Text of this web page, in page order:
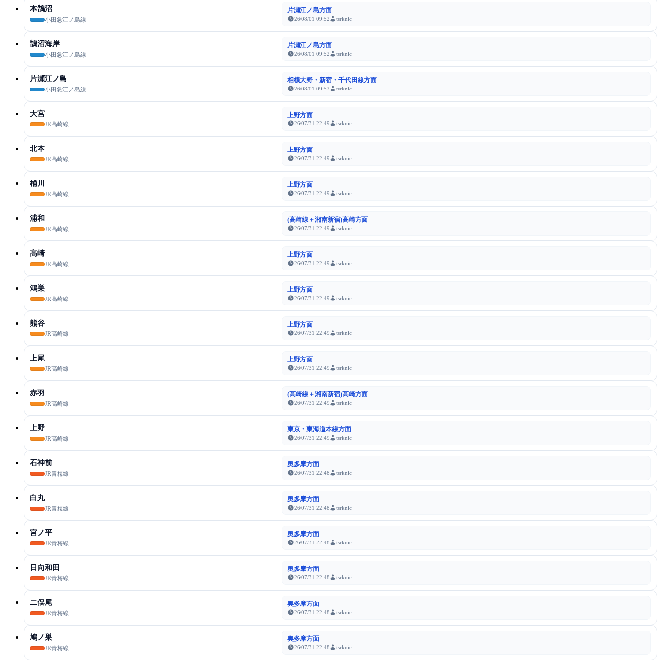
本鵠沼
小田急江ノ島線
片瀬江ノ島方面
26/08/01 09:52 tsrknic
鵠沼海岸
小田急江ノ島線
片瀬江ノ島方面
26/08/01 09:52 tsrknic
片瀬江ノ島
小田急江ノ島線
相模大野・新宿・千代田線方面
26/08/01 09:52 tsrknic
大宮
JR高崎線
上野方面
26/07/31 22:49 tsrknic
北本
JR高崎線
上野方面
26/07/31 22:49 tsrknic
桶川
JR高崎線
上野方面
26/07/31 22:49 tsrknic
浦和
JR高崎線
(高崎線＋湘南新宿)高崎方面
26/07/31 22:49 tsrknic
高崎
JR高崎線
上野方面
26/07/31 22:49 tsrknic
鴻巣
JR高崎線
上野方面
26/07/31 22:49 tsrknic
熊谷
JR高崎線
上野方面
26/07/31 22:49 tsrknic
上尾
JR高崎線
上野方面
26/07/31 22:49 tsrknic
赤羽
JR高崎線
(高崎線＋湘南新宿)高崎方面
26/07/31 22:49 tsrknic
上野
JR高崎線
東京・東海道本線方面
26/07/31 22:49 tsrknic
石神前
JR青梅線
奥多摩方面
26/07/31 22:48 tsrknic
白丸
JR青梅線
奥多摩方面
26/07/31 22:48 tsrknic
宮ノ平
JR青梅線
奥多摩方面
26/07/31 22:48 tsrknic
日向和田
JR青梅線
奥多摩方面
26/07/31 22:48 tsrknic
二俣尾
JR青梅線
奥多摩方面
26/07/31 22:48 tsrknic
鳩ノ巣
JR青梅線
奥多摩方面
26/07/31 22:48 tsrknic